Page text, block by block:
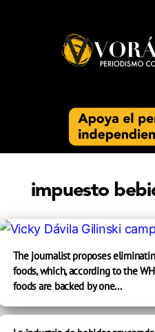
impuesto
The journalist proposes
foods, which, according to the
foods are backed by one...